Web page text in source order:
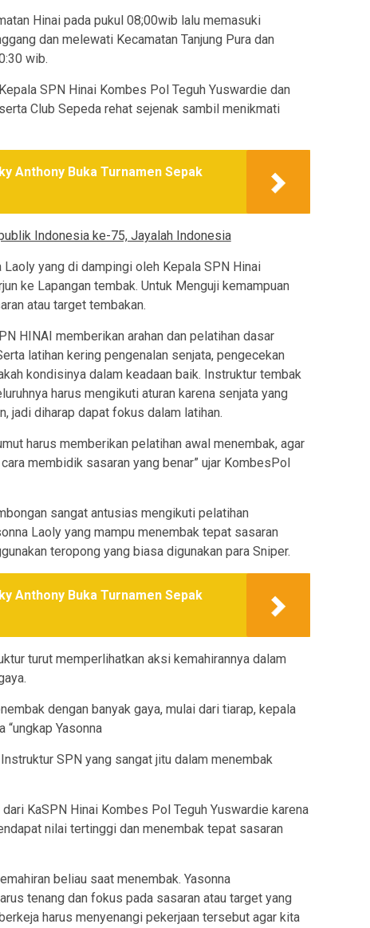
Hinai pada pukul 08;00wib lalu memasuki
dan melewati Kecamatan Tanjung Pura dan
wib.
SPN Hinai Kombes Pol Teguh Yuswardie dan
Club Sepeda rehat sejenak sambil menikmati
Anthony Buka Turnamen Sepak
Indonesia ke-75, Jayalah Indonesia
yang di dampingi oleh Kepala SPN Hinai
ke Lapangan tembak. Untuk Menguji kemampuan
atau target tembakan.
HINAI memberikan arahan dan pelatihan dasar
latihan kering pengenalan senjata, pengecekan
kondisinya dalam keadaan baik. Instruktur tembak
harus mengikuti aturan karena senjata yang
jadi diharap dapat fokus dalam latihan.
harus memberikan pelatihan awal menembak, agar
membidik sasaran yang benar” ujar KombesPol
sangat antusias mengikuti pelatihan
Laoly yang mampu menembak tepat sasaran
teropong yang biasa digunakan para Sniper.
Anthony Buka Turnamen Sepak
turut memperlihatkan aksi kemahirannya dalam
dengan banyak gaya, mulai dari tiarap, kepala
“ungkap Yasonna
SPN yang sangat jitu dalam menembak
KaSPN Hinai Kombes Pol Teguh Yuswardie karena
nilai tertinggi dan menembak tepat sasaran
beliau saat menembak. Yasonna
tenang dan fokus pada sasaran atau target yang
harus menyenangi pekerjaan tersebut agar kita